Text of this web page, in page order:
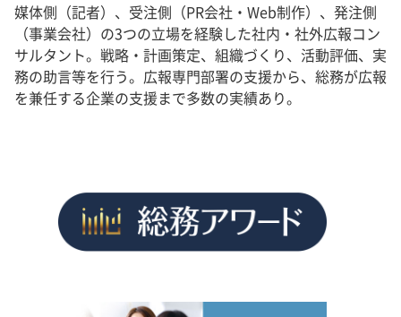
媒体側（記者）、受注側（PR会社・Web制作）、発注側
（事業会社）の3つの立場を経験した社内・社外広報コン
サルタント。戦略・計画策定、組織づくり、活動評価、実
務の助言等を行う。広報専門部署の支援から、総務が広報
を兼任する企業の支援まで多数の実績あり。